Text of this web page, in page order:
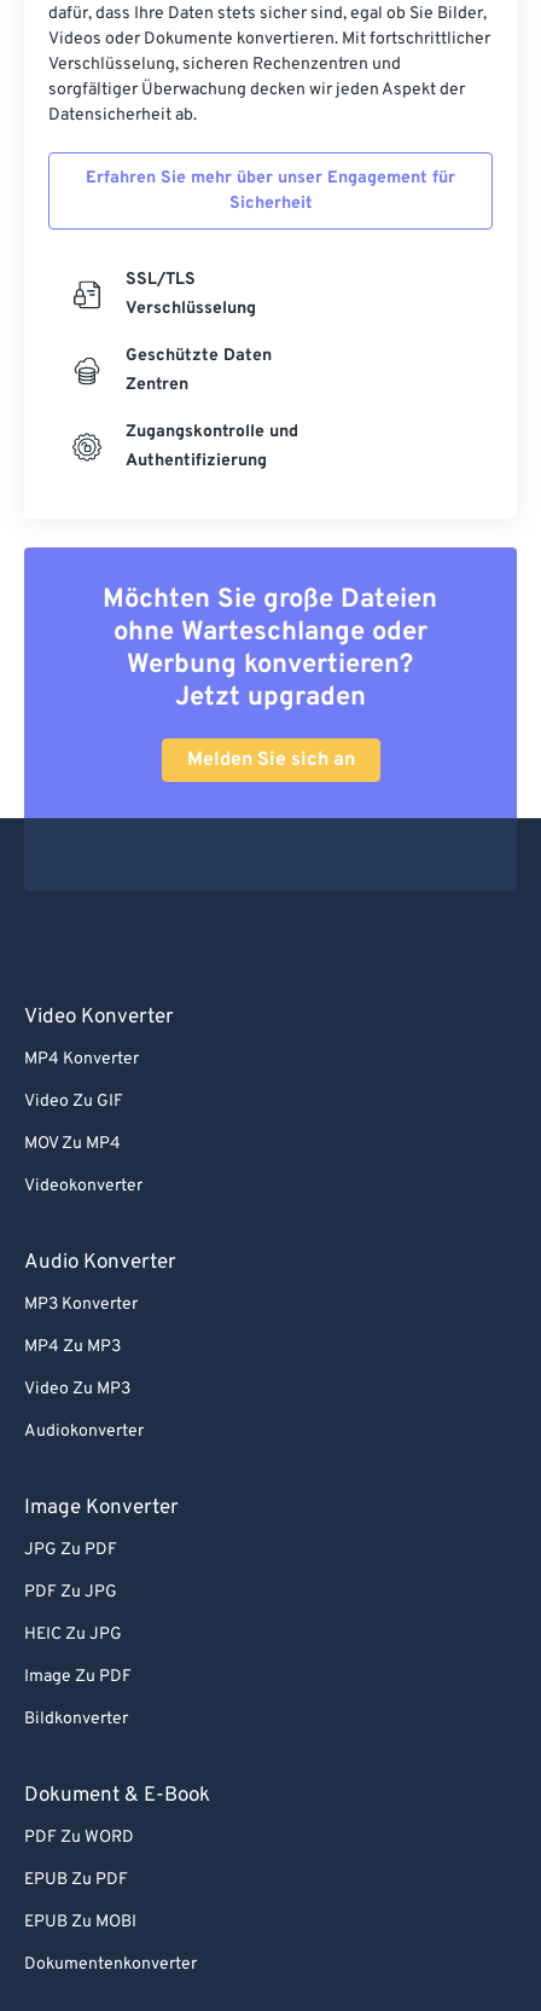
dafür, dass Ihre Daten stets sicher sind, egal ob Sie Bilder,
Videos oder Dokumente konvertieren. Mit fortschrittlicher
Verschlüsselung, sicheren Rechenzentren und
sorgfältiger Überwachung decken wir jeden Aspekt der
Datensicherheit ab.
Erfahren Sie mehr über unser Engagement für
Sicherheit
SSL/TLS
Verschlüsselung
Geschützte Daten
Zentren
Zugangskontrolle und
Authentifizierung
Möchten Sie große Dateien
ohne Warteschlange oder
Werbung konvertieren?
Jetzt upgraden
Melden Sie sich an
Video Konverter
MP4 Konverter
Video Zu GIF
MOV Zu MP4
Videokonverter
Audio Konverter
MP3 Konverter
MP4 Zu MP3
Video Zu MP3
Audiokonverter
Image Konverter
JPG Zu PDF
PDF Zu JPG
HEIC Zu JPG
Image Zu PDF
Bildkonverter
Dokument & E-Book
PDF Zu WORD
EPUB Zu PDF
EPUB Zu MOBI
Dokumentenkonverter